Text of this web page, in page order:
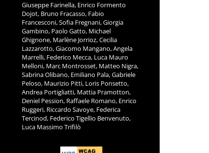
Giuseppe Farinella, Enrico Formento
Dojot, Bruno Fracasso, Fabio
Francesconi, Sofia Fregnani, Giorgia
Gambino, Paolo Gatto, Michael
Ghignone, Marlène Jorrioz, Cecilia
Lazzarotto, Giacomo Mangano, Angela
Marrelli, Federico Mecca, Luca Mauro
Melloni, Marc Montrosset, Matteo Nigra,
Sabrina Olibano, Emiliano Pala, Gabriele
Peloso, Maurizio Pitti, Loris Ponsetto,
Andrea Portigliatti, Mattia Pramotton,
Deniel Pession, Raffaele Romano, Enrico
Ruggeri, Riccardo Savoye, Federica
Tercinod, Federico Tigellio Benvenuto,
Luca Massimo Trifilò